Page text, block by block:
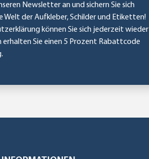
Newsletter an und sichern Sie sich
Welt der Aufkleber, Schilder und Etiketten!
können Sie sich jederzeit wieder
erhalten Sie einen 5 Prozent Rabattcode